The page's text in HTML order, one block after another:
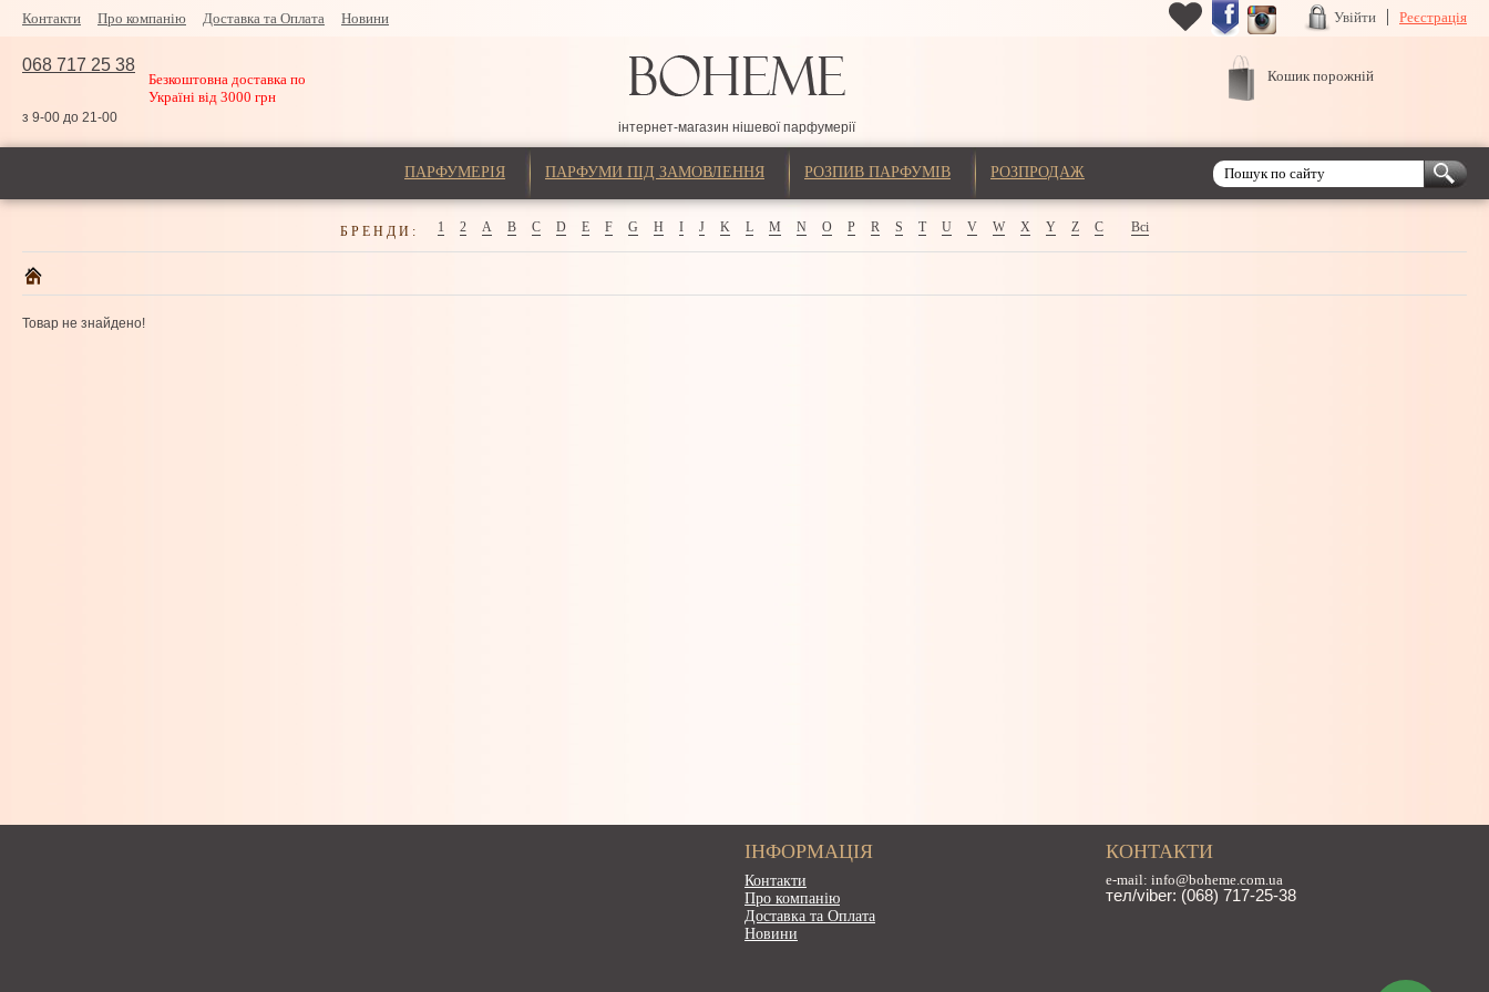
Контакти Про компанію Доставка та Оплата Новини Увійти Реєстрація
068 717 25 38
Безкоштовна доставка по
Україні від 3000 грн
з 9-00 до 21-00
інтернет-магазин нішевої парфумерії
Кошик порожній
ПАРФУМЕРІЯ ПАРФУМИ ПІД ЗАМОВЛЕННЯ РОЗПИВ ПАРФУМІВ РОЗПРОДАЖ
БРЕНДИ: 1 2 A B C D E F G H I J K L M N O P R S T U V W X Y Z С Всі
Товар не знайдено!
ІНФОРМАЦІЯ
Контакти
Про компанію
Доставка та Оплата
Новини
КОНТАКТИ
e-mail: info@boheme.com.ua
тел/viber: (068) 717-25-38